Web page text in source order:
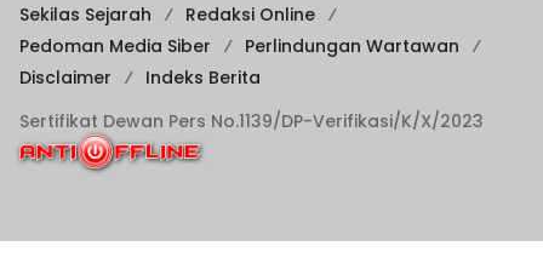
Sekilas Sejarah
Redaksi Online
Pedoman Media Siber
Perlindungan Wartawan
Disclaimer
Indeks Berita
Sertifikat Dewan Pers No.1139/DP-Verifikasi/K/X/2023